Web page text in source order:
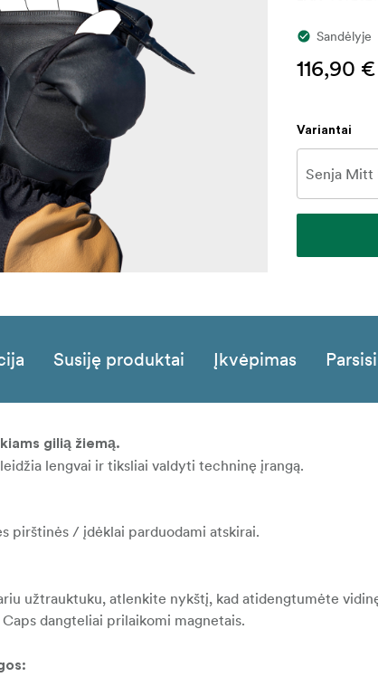
Sandėlyje
116,90 €
Variantai
Susiję produktai Įkvėpimas
gilią žiemą.
lengvai ir tiksliai valdyti techninę įrangą.
pirštinės / įdėklai parduodami atskirai.
užtrauktuku, atlenkite nykštį, kad atidengtumėte
dangteliai prilaikomi magnetais.